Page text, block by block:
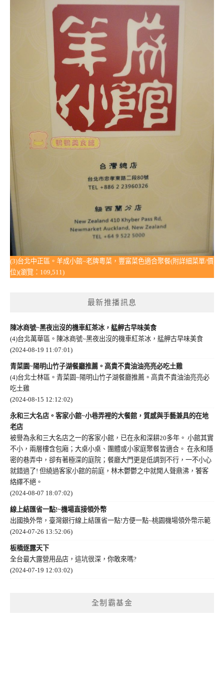
(3)台北中正區。羊成小館~老牌粵菜，豐富菜色適合聚餐(附詳細菜單/價
位)(瀏覽：109,511)
最新推播訊息
陳冰商號~黑夜出沒的機車紅茶冰，艋舺古早味美食
(4)台北萬華區。陳冰商號~黑夜出沒的機車紅茶冰，艋舺古早味美食
(2024-08-19 11:07:01)
青菜園~陽明山竹子湖餐廳推薦。高貴不貴油油亮亮必吃土雞
(4)台北士林區。青菜園~陽明山竹子湖餐廳推薦。高貴不貴油油亮亮必
吃土雞
(2024-08-15 12:12:02)
永和三大名店。客家小館~小巷弄裡的大餐館，質感與手藝兼具的在地
老店
被譽為永和三大名店之一的客家小館，已在永和深耕20多年。 小館其實
不小，兩層樓含包廂；大桌小桌、團體或小家庭聚餐皆適合。 在永和隱
密的巷弄中，卻有著極深的庭院；餐廳大門更是低調到不行，一不小心
就錯過了! 但繞過客家小館的前庭，林木鬱鬱之中就聞人聲鼎沸，饕客
絡繹不絕。
(2024-08-07 18:07:02)
線上結匯省一點!~機場直接領外幣
出國換外幣，臺灣銀行線上結匯省一點!方便一點~桃園機場領外幣示範
(2024-07-26 13:52:06)
板橋逐露天下
全台最大露營用品店，這坑很深，你敢來嗎?
(2024-07-19 12:03:02)
全制霸基金